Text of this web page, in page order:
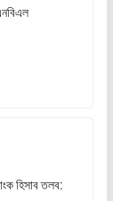
হিসাব তলব: